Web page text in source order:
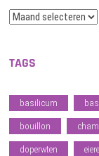
Archief
TAGS
basilicum
bouillon
doperwten